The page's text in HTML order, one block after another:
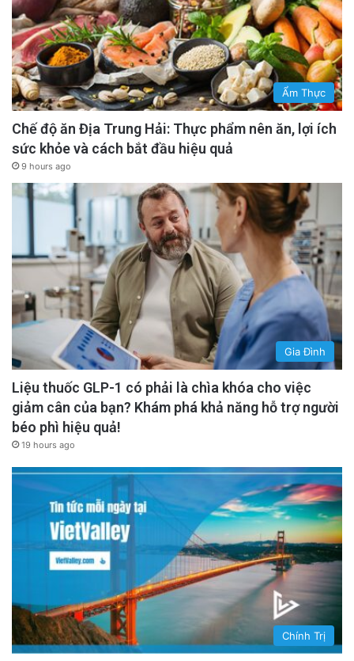
Ẩm Thực
Chế độ ăn Địa Trung Hải: Thực phẩm nên ăn, lợi ích
sức khỏe và cách bắt đầu hiệu quả
9 hours ago
Gia Đình
Liệu thuốc GLP-1 có phải là chìa khóa cho việc
giảm cân của bạn? Khám phá khả năng hỗ trợ người
béo phì hiệu quả!
19 hours ago
Chính Trị